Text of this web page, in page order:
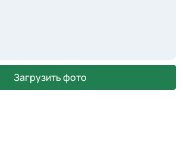
Загрузить фото